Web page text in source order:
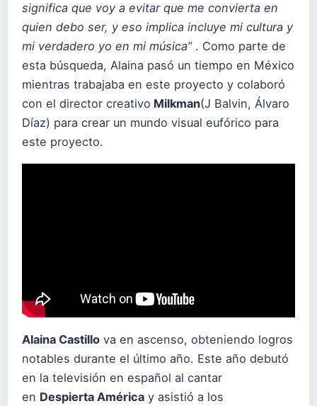
significa que voy a evitar que me convierta en
quien debo ser, y eso implica incluye mi cultura y
mi verdadero yo en mi música”. Como parte de
esta búsqueda, Alaina pasó un tiempo en México
mientras trabajaba en este proyecto y colaboró ​​
con el director creativo Milkman(J Balvin, Álvaro
Díaz) para crear un mundo visual eufórico para
este proyecto.
Alaina Castillo va en ascenso, obteniendo logros
notables durante el último año. Este año debutó
en la televisión en español al cantar
en Despierta América y asistió a los